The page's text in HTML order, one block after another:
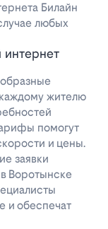
Билайн
любых
жителю
помогут
и цены.
заявки
Воротынске
и обеспечат